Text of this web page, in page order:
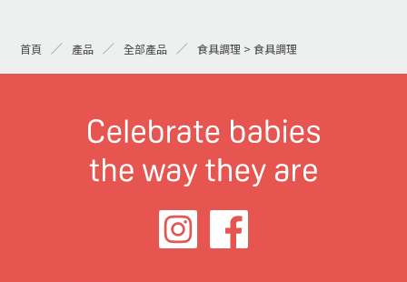
首頁 產品 全部產品 食具調理 > 食具調理